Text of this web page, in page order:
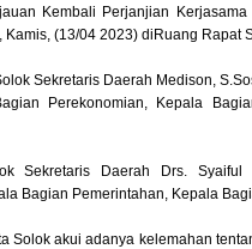
Kembali Perjanjian
(13/04 2023) diRuang Rapat
Sekretaris Daerah Medison,
Perekonomian, Kepala
Sekretaris Daerah Drs.
Bagian Pemerintahan, Kepala
Solok akui adanya kelemahan